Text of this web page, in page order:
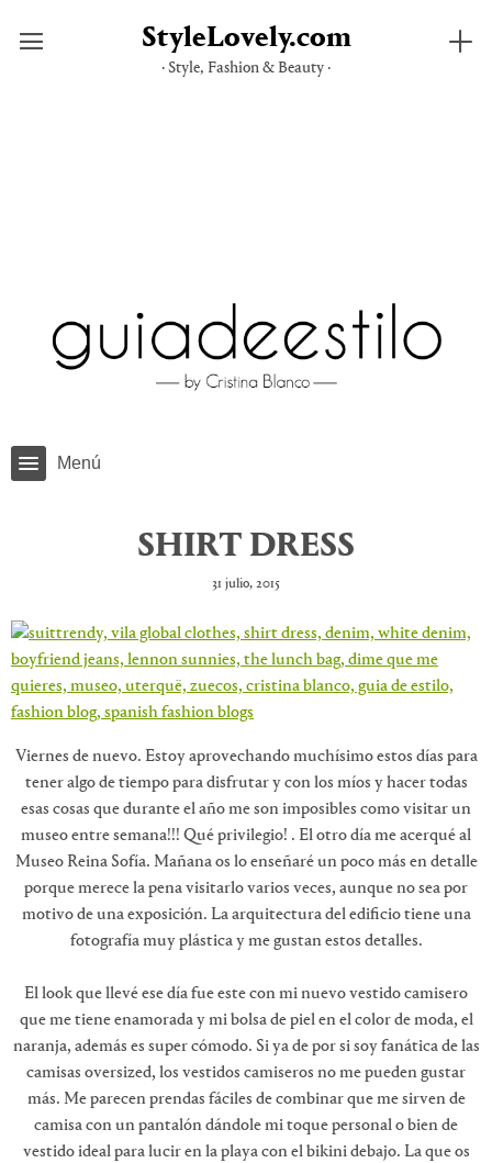
StyleLovely.com
· Style, Fashion & Beauty ·
Menú
SHIRT DRESS
31 julio, 2015
Viernes de nuevo. Estoy aprovechando muchísimo estos días para
tener algo de tiempo para disfrutar y con los míos y hacer todas
esas cosas que durante el año me son imposibles como visitar un
museo entre semana!!! Qué privilegio! . El otro día me acerqué al
Museo Reina Sofía. Mañana os lo enseñaré un poco más en detalle
porque merece la pena visitarlo varios veces, aunque no sea por
motivo de una exposición. La arquitectura del edificio tiene una
fotografía muy plástica y me gustan estos detalles.
El look que llevé ese día fue este con mi nuevo vestido camisero
que me tiene enamorada y mi bolsa de piel en el color de moda, el
naranja, además es super cómodo. Si ya de por si soy fanática de las
camisas oversized, los vestidos camiseros no me pueden gustar
más. Me parecen prendas fáciles de combinar que me sirven de
camisa con un pantalón dándole mi toque personal o bien de
vestido ideal para lucir en la playa con el bikini debajo. La que os